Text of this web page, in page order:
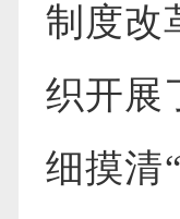
制度改
织开展
细摸清